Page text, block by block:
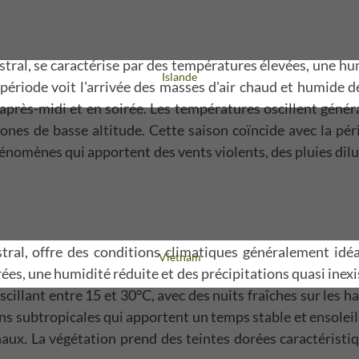
Voyage
Islande
Voyage
Vietnam
se caractérise par des températures élevées, une
voit l'arrivée des masses d'air chaud et humide
midi et en soirée. Les températures oscillent
de basse altitude. Cette saison coïncide avec la
qui apportent des vents violents, des pluies
offre des conditions climatiques généralement
une humidité réduite et des précipitations quasi
entre 15 et 30°C, avec des nuits fraîches sur les
subtropicales qui apportent un temps stable et
La végétation prend des teintes dorées